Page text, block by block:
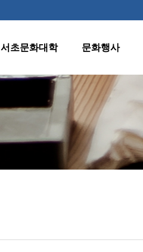
서초문화대학
운영규정
문화행사
월별행사
주요행사
양재천 벚꽃 등
(燈)축제
클래식판타지
수요열린음악회